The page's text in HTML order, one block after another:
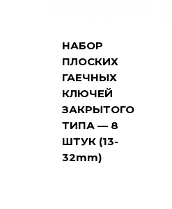
НАБОР
ПЛОСКИХ
ГАЕЧНЫХ
КЛЮЧЕЙ
ЗАКРЫТОГО
ТИПА — 8
ШТУК (13-
32mm)